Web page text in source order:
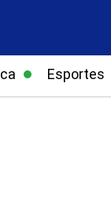
Esportes